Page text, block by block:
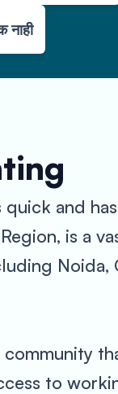
नाही
and
is a
Noida,
to